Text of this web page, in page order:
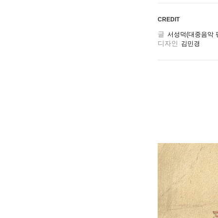
CREDIT
글 서성덕(대중음악
디자인 김민경